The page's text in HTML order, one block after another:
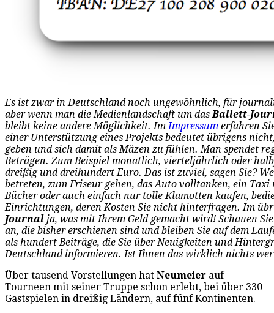
Es ist zwar in Deutschland noch ungewöhnlich, für
aber wenn man die Medienlandschaft um dasBallett-
bleibt keine andere Möglichkeit. ImImpressum erfahren
einer Unterstützung eines Projekts bedeutet übrigens
geben und sich damit als Mäzen zu fühlen. Man spendet
Beträgen. Zum Beispiel monatlich, vierteljährlich oder
dreißig und dreihundert Euro. Das ist zuviel, sagen Sie?
betreten, zum Friseur gehen, das Auto volltanken, ein
Bücher oder auch einfach nur tolle Klamotten kaufen,
Einrichtungen, deren Kosten Sie nicht hinterfragen. Im
Journal ja, was mit Ihrem Geld gemacht wird! Schauen
an, die bisher erschienen sind und bleiben Sie auf dem
als hundert Beiträge, die Sie über Neuigkeiten und
Deutschland informieren. Ist Ihnen das wirklich nichts
Über tausend Vorstellungen hat Neumeier auf
Tourneen mit seiner Truppe schon erlebt, bei über 330
Gastspielen in dreißig Ländern, auf fünf Kontinenten.